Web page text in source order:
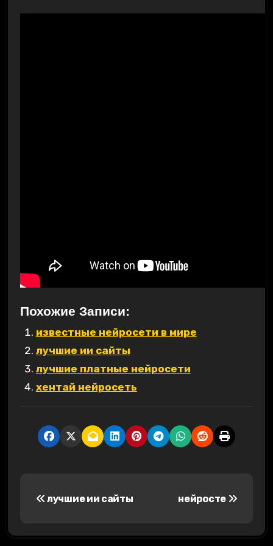
Похожие Записи:
известные нейросети в мире
лучшие ии сайты
лучшие платные нейросети
хентай нейросеть
в
лучшие ии сайты нейросте